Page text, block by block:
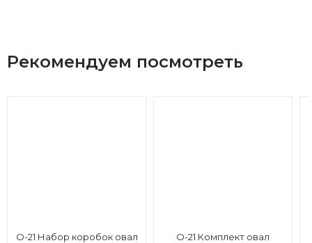
Рекомендуем посмотреть
О-21 Набор коробок овал
О-21 Комплект овал